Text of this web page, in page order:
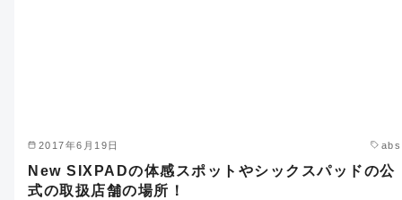
2017年6月19日 abs
New SIXPADの体感スポットやシックスパッドの公
式の取扱店舗の場所！